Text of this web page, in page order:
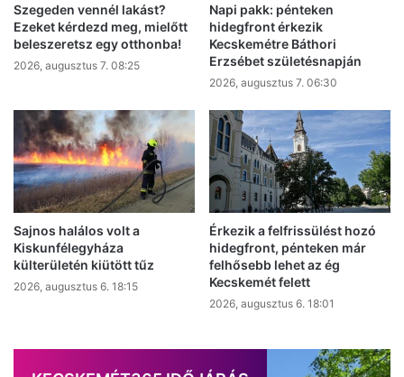
Szegeden vennél lakást?
Ezeket kérdezd meg, mielőtt
beleszeretsz egy otthonba!
2026, augusztus 7. 08:25
Napi pakk: pénteken
hidegfront érkezik
Kecskemétre Báthori
Erzsébet születésnapján
2026, augusztus 7. 06:30
Sajnos halálos volt a
Kiskunfélegyháza
külterületén kiütött tűz
2026, augusztus 6. 18:15
Érkezik a felfrissülést hozó
hidegfront, pénteken már
felhősebb lehet az ég
Kecskemét felett
2026, augusztus 6. 18:01